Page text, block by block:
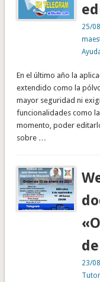
25/
En el último año la
extendido como la
mayor seguridad ni
funcionalidades como
momento, poder
sobre …
23/